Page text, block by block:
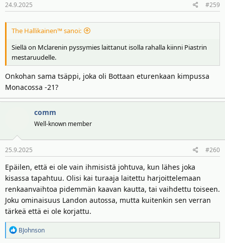
24.9.2025 #259
The Hallikainen™ sanoi:
Siellä on Mclarenin pyssymies laittanut isolla rahalla kiinni Piastrin
mestaruudelle.
Onkohan sama tsäppi, joka oli Bottaan eturenkaan kimpussa
Monacossa -21?
comm
Well-known member
25.9.2025 #260
Epäilen, että ei ole vain ihmisistä johtuva, kun lähes joka
kisassa tapahtuu. Olisi kai turaaja laitettu harjoittelemaan
renkaanvaihtoa pidemmän kaavan kautta, tai vaihdettu toiseen.
Joku ominaisuus Landon autossa, mutta kuitenkin sen verran
tärkeä että ei ole korjattu.
R
e
BJohnson